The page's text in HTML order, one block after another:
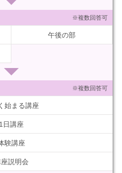
※複数回答可
午後の部
※複数回答可
始まる講座
1日講座
験講座
説明会